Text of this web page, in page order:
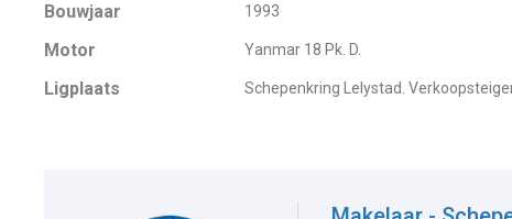
Bouwjaar 1993
Motor Yanmar 18 Pk. D.
Ligplaats Schepenkring Lelystad.